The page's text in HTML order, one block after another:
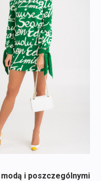
i poszczególnymi